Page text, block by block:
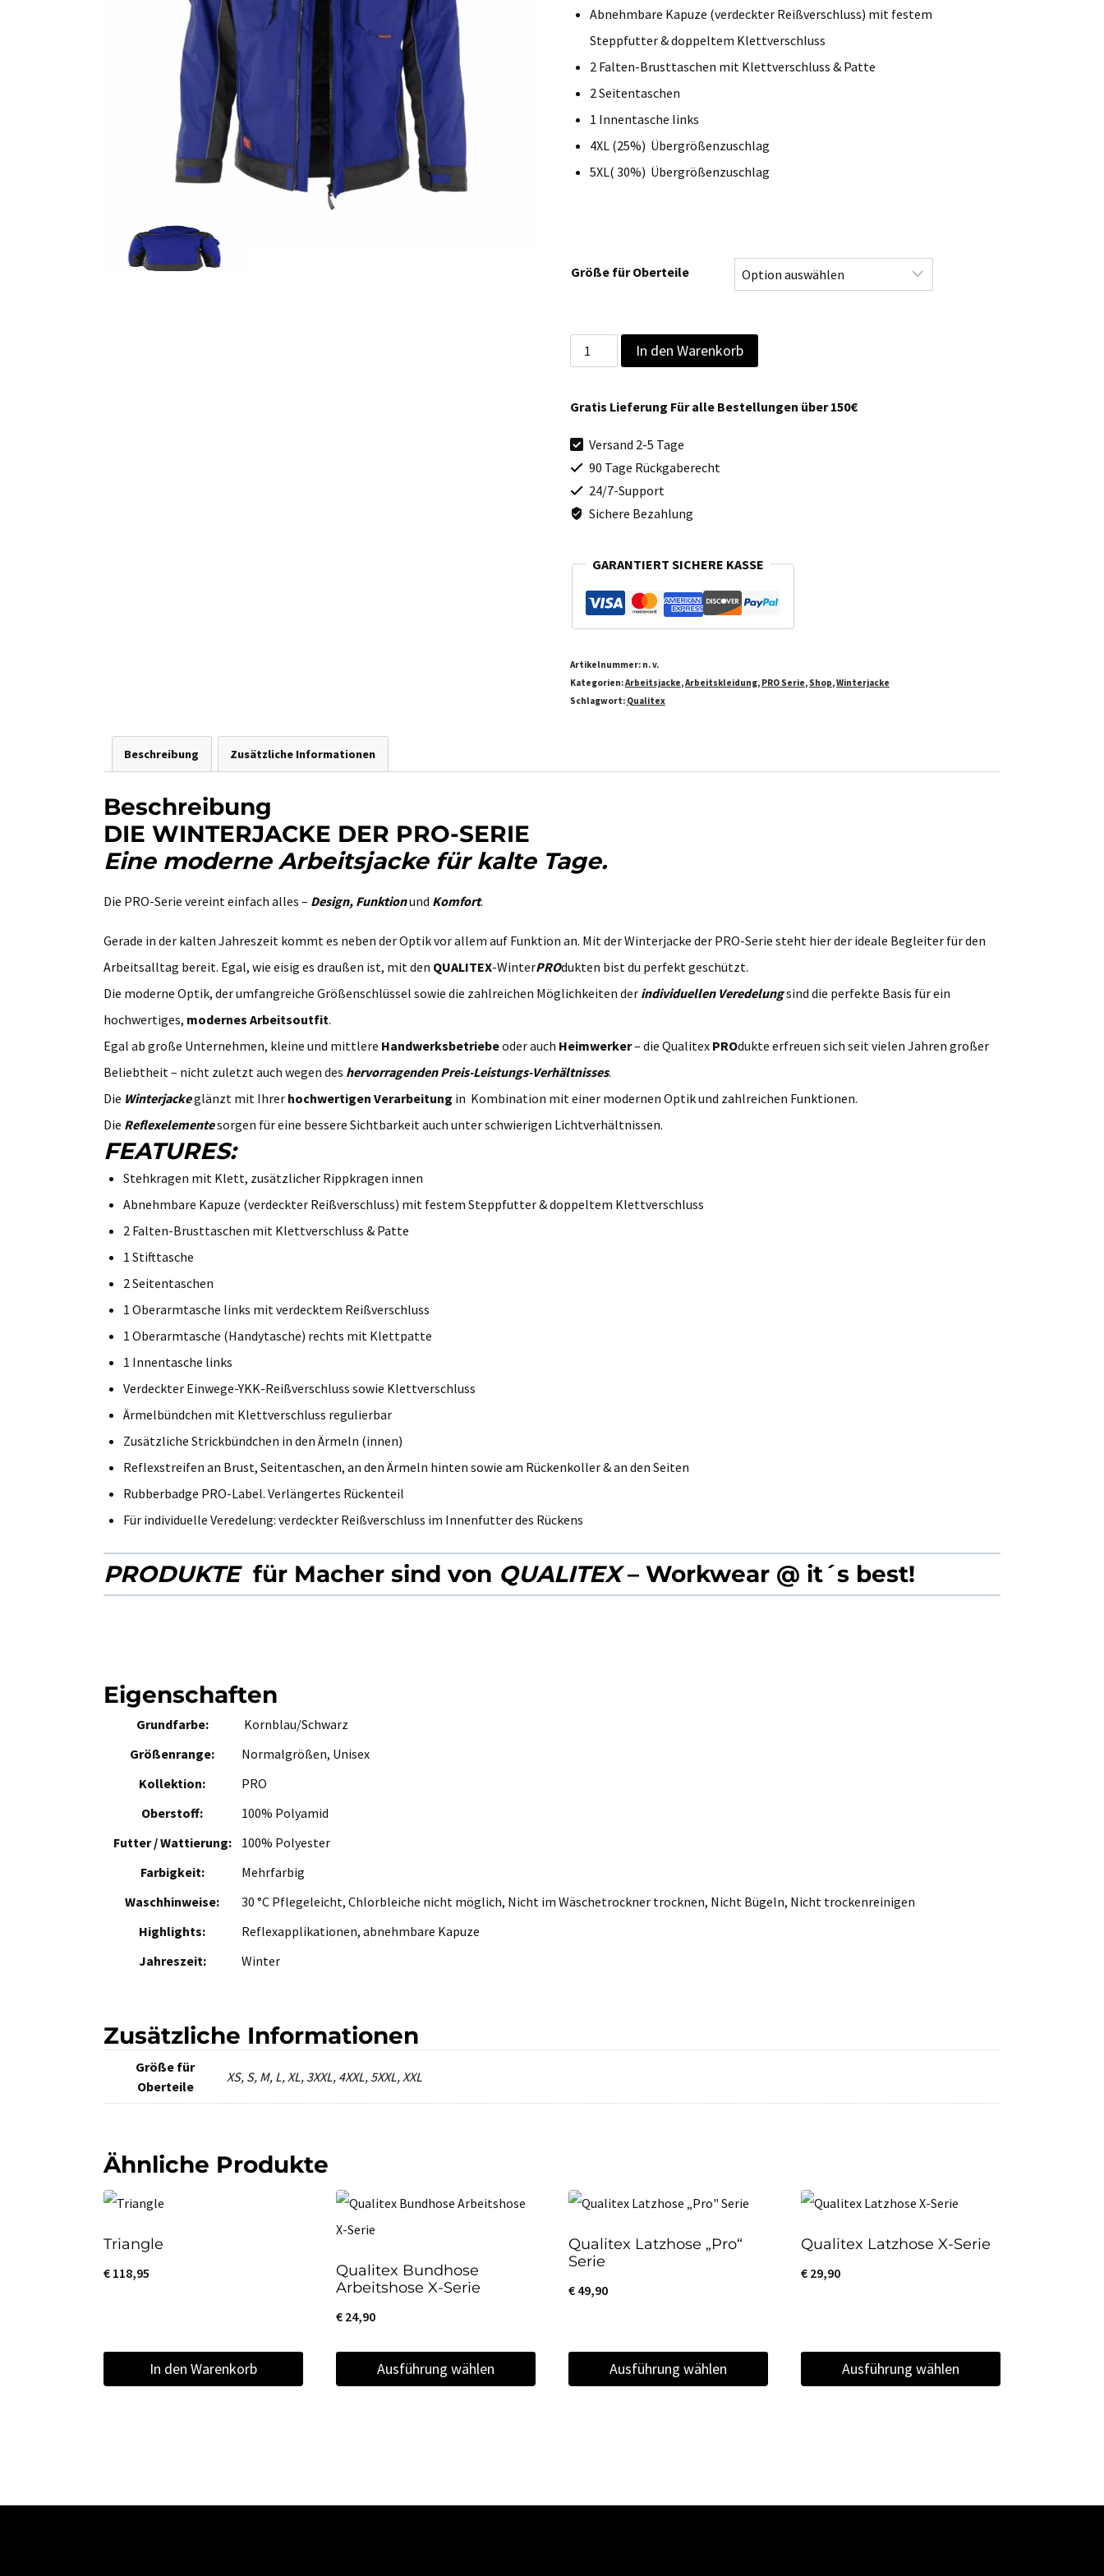
€ 105,34
Abnehmbare Kapuze (verdeckter Reißverschluss) mit festem
Steppfutter & doppeltem Klettverschluss
2 Falten-Brusttaschen mit Klettverschluss & Patte
2 Seitentaschen
1 Innentasche links
4XL (25%) Übergrößenzuschlag
5XL( 30%) Übergrößenzuschlag
Größe für Oberteile
Qualitex
Winterjacke
"Pro"
Menge
In den Warenkorb
Gratis Lieferung Für alle Bestellungen über 150€
Versand 2-5 Tage
90 Tage Rückgaberecht
24/7-Support
Sichere Bezahlung
GARANTIERT SICHERE KASSE
Artikelnummer: n. v.
Kategorien:Arbeitsjacke,Arbeitskleidung, PRO Serie, Shop,Winterjacke
Schlagwort: Qualitex
Beschreibung Zusätzliche Informationen
Beschreibung
DIE WINTERJACKE DER PRO-SERIE
Eine moderne Arbeitsjacke für kalte Tage.
Die PRO-Serie vereint einfach alles – Design, Funktionund Komfort.
Gerade in der kalten Jahreszeit kommt es neben der Optik vor allem auf Funktion an. Mit der Winterjacke der PRO-Serie steht hier der ideale Begleiter für den
Arbeitsalltag bereit. Egal, wie eisig es draußen ist, mit den QUALITEX-WinterPROdukten bist du perfekt geschützt.
Die moderne Optik, der umfangreiche Größenschlüssel sowie die zahlreichen Möglichkeiten der individuellen Veredelungsind die perfekte Basis für ein
hochwertiges, modernes Arbeitsoutfit.
Egal ab große Unternehmen, kleine und mittlere Handwerksbetriebeoder auch Heimwerker– die Qualitex PROdukte erfreuen sich seit vielen Jahren großer
Beliebtheit – nicht zuletzt auch wegen des hervorragenden Preis-Leistungs-Verhältnisses.
Die Winterjackeglänzt mit Ihrer hochwertigen Verarbeitung in Kombination mit einer modernen Optik und zahlreichen Funktionen.
Die Reflexelementesorgen für eine bessere Sichtbarkeit auch unter schwierigen Lichtverhältnissen.
FEATURES:
Stehkragen mit Klett, zusätzlicher Rippkragen innen
Abnehmbare Kapuze (verdeckter Reißverschluss) mit festem Steppfutter & doppeltem Klettverschluss
2 Falten-Brusttaschen mit Klettverschluss & Patte
1 Stifttasche
2 Seitentaschen
1 Oberarmtasche links mit verdecktem Reißverschluss
1 Oberarmtasche (Handytasche) rechts mit Klettpatte
1 Innentasche links
Verdeckter Einwege-YKK-Reißverschluss sowie Klettverschluss
Ärmelbündchen mit Klettverschluss regulierbar
Zusätzliche Strickbündchen in den Ärmeln (innen)
Reflexstreifen an Brust, Seitentaschen, an den Ärmeln hinten sowie am Rückenkoller & an den Seiten
Rubberbadge PRO-Label. Verlängertes Rückenteil
Für individuelle Veredelung: verdeckter Reißverschluss im Innenfutter des Rückens
PRODUKTEfür Macher sind von QUALITEX– Workwear @ it´s best!
Eigenschaften
Grundfarbe:
Kornblau/Schwarz
Größenrange:
Normalgrößen, Unisex
Kollektion:
PRO
Oberstoff:
100% Polyamid
Futter / Wattierung:
100% Polyester
Farbigkeit:
Mehrfarbig
Waschhinweise:
30 °C Pflegeleicht, Chlorbleiche nicht möglich, Nicht im Wäschetrockner trocknen, Nicht Bügeln, Nicht trockenreinigen
Highlights:
Reflexapplikationen, abnehmbare Kapuze
Jahreszeit:
Winter
Zusätzliche Informationen
Größe für
Oberteile
XS, S, M, L, XL, 3XXL, 4XXL, 5XXL, XXL
Ähnliche Produkte
Triangle
€ 118,95
In den Warenkorb
Qualitex Bundhose
Arbeitshose X-Serie
€ 24,90
Ausführung wählen
Varianten
Qualitex Latzhose „Pro“
Serie
€ 49,90
Ausführung wählen
Varianten
Qualitex Latzhose X-Serie
€ 29,90
Ausführung wählen
Varianten